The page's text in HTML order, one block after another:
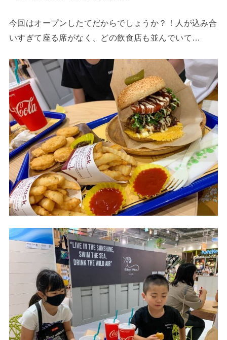
今回はオープンしたてだからでしょうか？！人が込み合
いすぎて座る席がなく、どの飲食店も並んでいて…